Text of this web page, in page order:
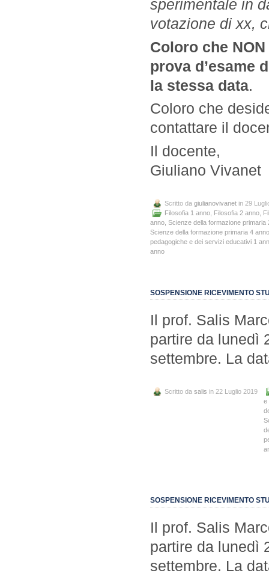
sperimentale in
votazione di xx,
Coloro che
prova d’esame
la stessa data.
Coloro che
contattare il
Il docente,
Giuliano Vivanet
Scritto da giulianovivanet in 29
Filosofia 1 anno
Filosofia 2 anno
anno Scienze della formazione primaria
Scienze della formazione primaria 4 anno
pedagogiche e dei servizi educativi 1
anno
SOSPENSIONE RICEVIMENTO
Il prof. Salis
partire da lunedì
settembre. La
Scritto da salis in 22 Luglio 2019
e
SOSPENSIONE RICEVIMENTO
Il prof. Salis
partire da lunedì
settembre. La